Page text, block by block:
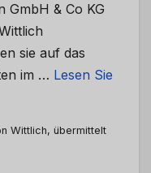
GmbH & Co KG
sie auf das
im … Lesen Sie
Wittlich, übermittelt